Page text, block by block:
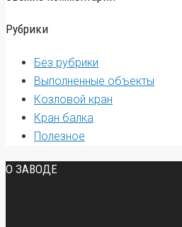
Рубрики
Без рубрики
Выполненные объекты
Козловой кран
Кран балка
Полезное
О ЗАВОДЕ